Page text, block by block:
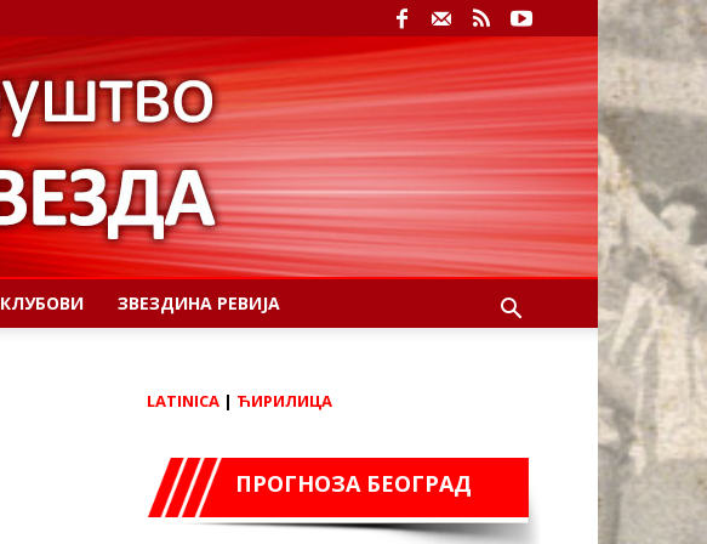
КЛУБОВИ ЗВЕЗДИНА РЕВИЈА
LATINICA | ЋИРИЛИЦА
ПРОГНОЗА БЕОГРАД